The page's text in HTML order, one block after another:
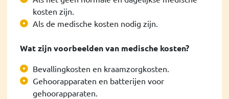
kosten zijn.
Als de medische kosten nodig zijn.
Wat zijn voorbeelden van medische kosten?
Bevallingkosten en kraamzorgkosten.
Gehoorapparaten en batterijen voor
gehoorapparaten.